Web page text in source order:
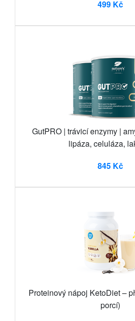
499 Kč
GutPRO | trávicí enzymy |
lipáza, celuláza,
845 Kč
Proteinový nápoj KetoDiet –
porcí)